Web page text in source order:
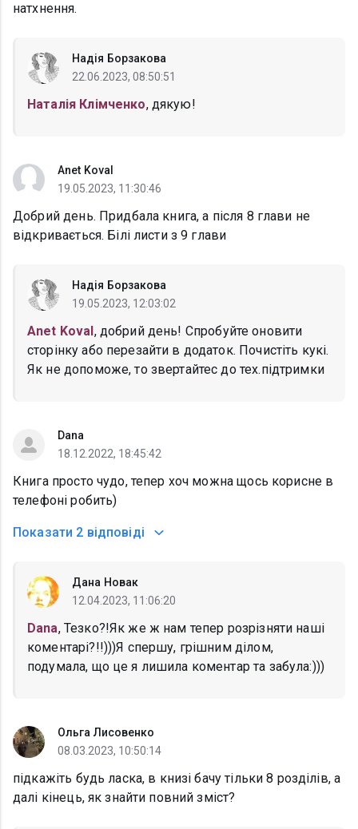
натхнення.
Надія Борзакова
22.06.2023, 08:50:51
Наталія Клімченко, дякую!
Anet Koval
19.05.2023, 11:30:46
Добрий день. Придбала книга, а після 8 глави не
відкривається. Білі листи з 9 глави
Надія Борзакова
19.05.2023, 12:03:02
Anet Koval, добрий день! Спробуйте оновити
сторінку або перезайти в додаток. Почистіть кукі.
Як не допоможе, то звертайтес до тех.підтримки
Dana
18.12.2022, 18:45:42
Книга просто чудо, тепер хоч можна щось корисне в
телефоні робить)
Показати 2 відповіді
Дана Новак
12.04.2023, 11:06:20
Dana, Тезко?!Як же ж нам тепер розрізняти наші
коментарі?!!)))Я спершу, грішним ділом,
подумала, що це я лишила коментар та забула:)))
Ольга Лисовенко
08.03.2023, 10:50:14
підкажіть будь ласка, в книзі бачу тільки 8 розділів, а
далі кінець, як знайти повний зміст?